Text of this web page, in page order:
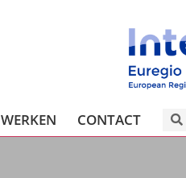
WERKEN CONTACT